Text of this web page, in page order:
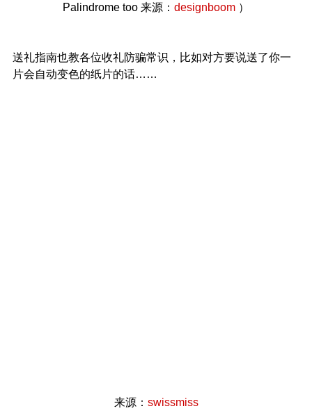
Palindrome too 来源： designboom ）
送礼指南也教各位收礼防骗常识，比如对方要说送了你一
片会自动变色的纸片的话……
来源： swissmiss